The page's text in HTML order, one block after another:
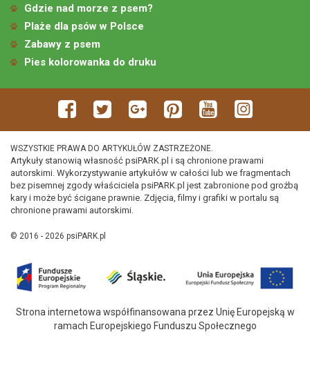
Gdzie nad morze z psem?
Plaże dla psów w Polsce
Zabawy z psem
Pies kolorowanka do druku
WSZYSTKIE PRAWA DO ARTYKUŁÓW ZASTRZEŻONE.
Artykuły stanowią własność psiPARK.pl i są chronione prawami
autorskimi. Wykorzystywanie artykułów w całości lub we fragmentach
bez pisemnej zgody właściciela psiPARK.pl jest zabronione pod groźbą
kary i może być ścigane prawnie. Zdjęcia, filmy i grafiki w portalu są
chronione prawami autorskimi.
© 2016 - 2026 psiPARK.pl
Strona internetowa współfinansowana przez Unię Europejską w
ramach Europejskiego Funduszu Społecznego